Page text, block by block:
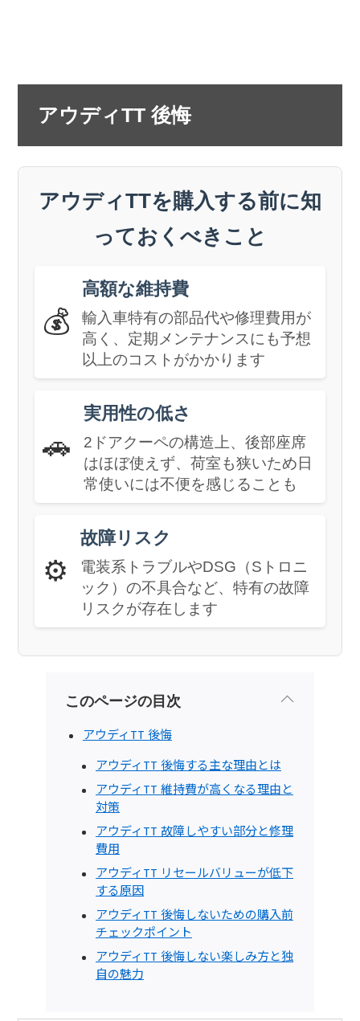
アウディTT 後悔
アウディTTを購入する前に知
っておくべきこと
💰
高額な維持費
輸入車特有の部品代や修理費用が
高く、定期メンテナンスにも予想
以上のコストがかかります
🚗
実用性の低さ
2ドアクーペの構造上、後部座席
はほぼ使えず、荷室も狭いため日
常使いには不便を感じることも
⚙️
故障リスク
電装系トラブルやDSG（Sトロニ
ック）の不具合など、特有の故障
リスクが存在します
このページの目次
アウディTT 後悔
アウディTT 後悔する主な理由とは
アウディTT 維持費が高くなる理由と
対策
アウディTT 故障しやすい部分と修理
費用
アウディTT リセールバリューが低下
する原因
アウディTT 後悔しないための購入前
チェックポイント
アウディTT 後悔しない楽しみ方と独
自の魅力